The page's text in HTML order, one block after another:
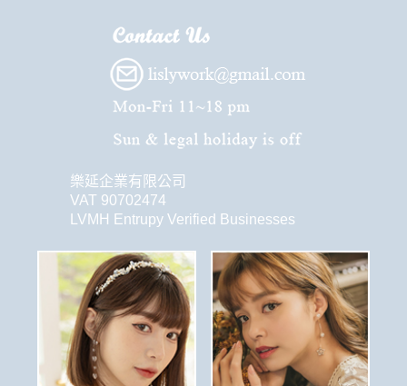
樂延企業有限公司
VAT 90702474
LVMH Entrupy Verified Businesses